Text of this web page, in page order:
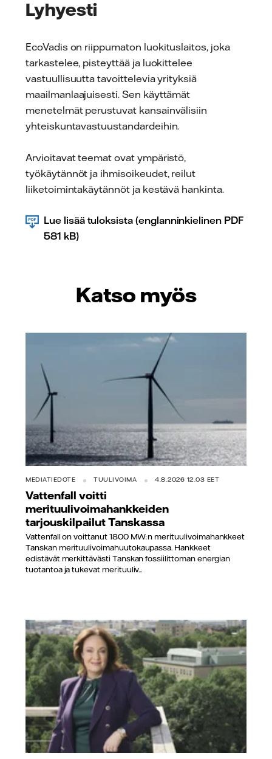
Lyhyesti
EcoVadis on riippumaton luokituslaitos, joka
tarkastelee, pisteyttää ja luokittelee
vastuullisuutta tavoittelevia yrityksiä
maailmanlaajuisesti. Sen käyttämät
menetelmät perustuvat kansainvälisiin
yhteiskuntavastuustandardeihin.
Arvioitavat teemat ovat ympäristö,
työkäytännöt ja ihmisoikeudet, reilut
liiketoimintakäytännöt ja kestävä hankinta.
Lue lisää tuloksista (englanninkielinen PDF
581 kB)
Katso myös
MEDIATIEDOTE TUULIVOIMA 4.8.2026 12.03 EET
Vattenfall voitti
merituulivoimahankkeiden
tarjouskilpailut Tanskassa
Vattenfall on voittanut 1800 MW:n merituulivoimahankkeet
Tanskan merituulivoimahuutokaupassa. Hankkeet
edistävät merkittävästi Tanskan fossiilittoman energian
tuotantoa ja tukevat merituuliv...